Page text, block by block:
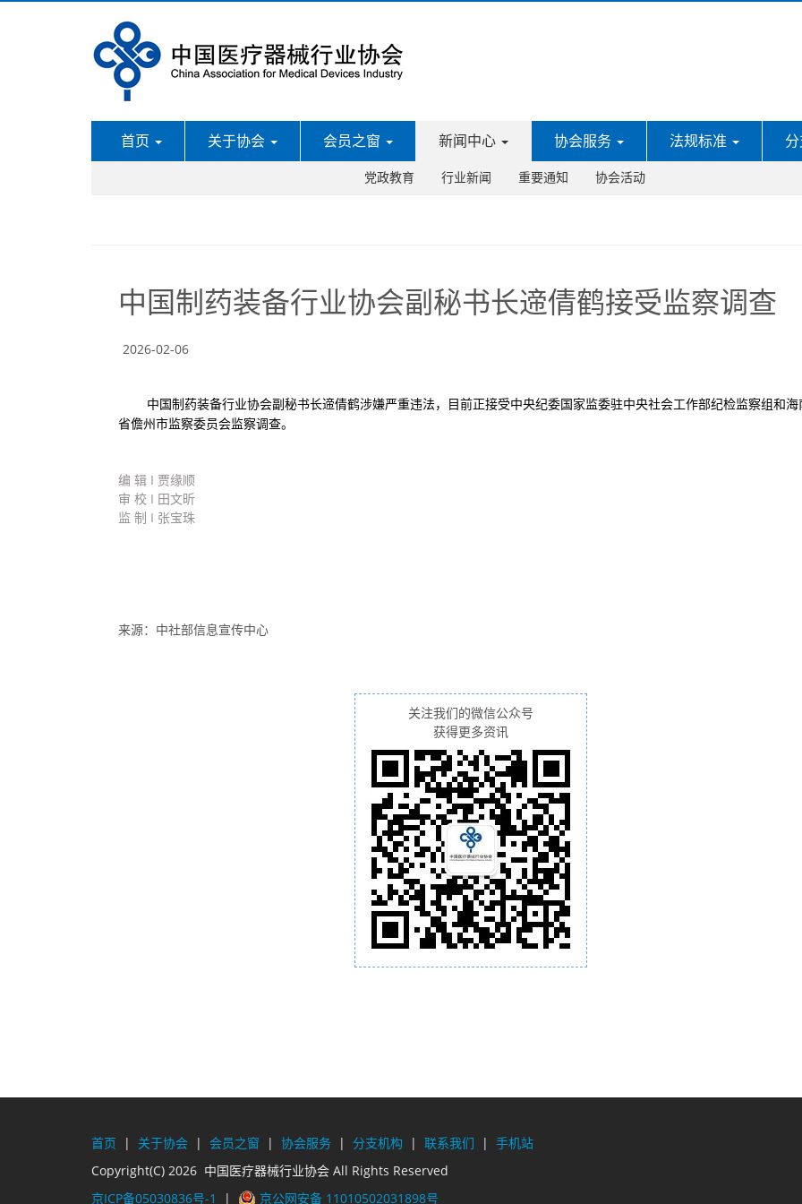
首页 关于协会 会员之窗 新闻中心
党政教育 行业新闻 重要通知 协会活动
协会服务 法规标准
中国制药装备行业协会副秘书长遆倩鹤接受监察调查
2026-02-06
中国制药装备行业协会副秘书长遆倩鹤涉嫌严重违法，目前正接受中央纪委国家监委驻中央社会工作部纪检监察组和海
省儋州市监察委员会监察调查。
编 辑 I 贾缘顺
审 校 I 田文昕
监 制 I 张宝珠
来源：中社部信息宣传中心
关注我们的微信公众号
获得更多资讯
首页 | 关于协会 | 会员之窗 | 协会服务 | 分支机构 | 联系我们 | 手机站
Copyright(C) 2026 中国医疗器械行业协会 All Rights Reserved
京ICP备05030836号-1
| 京公网安备 11010502031898号